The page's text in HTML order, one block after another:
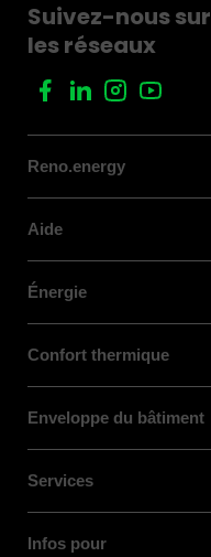
Suivez-nous sur
les réseaux
Reno.energy
Aide
Énergie
Confort thermique
Enveloppe du bâtiment
Services
Infos pour